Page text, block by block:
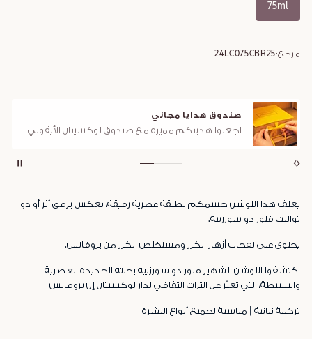
75ml
مرجع:24LC075CBR25
صندوق هدايا مجاني
اجعلوا هديتكم مميزة مع صندوق لوكسيتان الأيقوني
يغلف هذا اللوشن جسمكم بطبقة عطرية رقيقة، تعكس برفق أثر أو دو
تواليت فلور دو سورزييه.
يحتوي على نفحات أزهار الكرز ومستخلص الكرز من بروفانس.
اكتشفوا اللوشن الشهير فلور دو سورزييه بحلته الجديدة العصرية
والبسيطة، التي تعبّر عن التراث الثقافي لدار لوكسيتان إن بروفانس
تركيبة نباتية | مناسبة لجميع أنواع البشرة